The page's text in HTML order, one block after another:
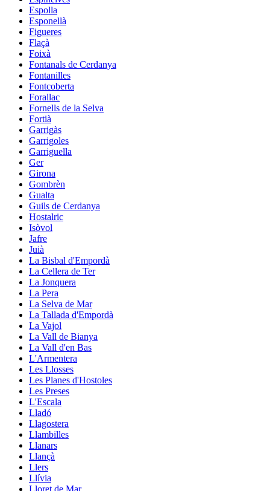
Espolla
Esponellà
Figueres
Flaçà
Foixà
Fontanals de Cerdanya
Fontanilles
Fontcoberta
Forallac
Fornells de la Selva
Fortià
Garrigàs
Garrigoles
Garriguella
Ger
Girona
Gombrèn
Gualta
Guils de Cerdanya
Hostalric
Isòvol
Jafre
Juià
La Bisbal d'Empordà
La Cellera de Ter
La Jonquera
La Pera
La Selva de Mar
La Tallada d'Empordà
La Vajol
La Vall de Bianya
La Vall d'en Bas
L'Armentera
Les Llosses
Les Planes d'Hostoles
Les Preses
L'Escala
Lladó
Llagostera
Llambilles
Llanars
Llançà
Llers
Llívia
Lloret de Mar